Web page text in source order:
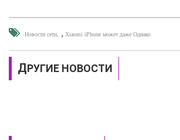
Новости сети , Xiaomi iPhone может даже Однако
ДРУГИЕ НОВОСТИ